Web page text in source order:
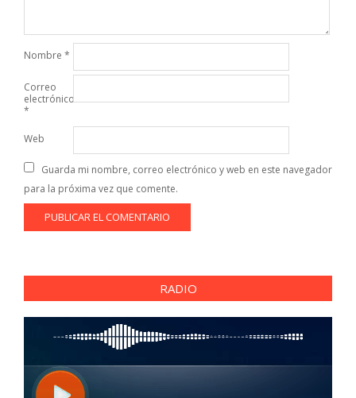
Nombre *
Correo
electrónico
*
Web
Guarda mi nombre, correo electrónico y web en este navegador
para la próxima vez que comente.
RADIO